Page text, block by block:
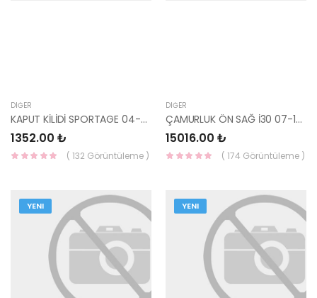
DIĞER
KAPUT KİLİDİ SPORTAGE 04-06 81130-1F000 HMC
1352.00 ₺
( 132 Görüntüleme )
DIĞER
ÇAMURLUK ÖN SAĞ İ30 07-12 66321-2L030-HMC
15016.00 ₺
( 174 Görüntüleme )
YENI YENI